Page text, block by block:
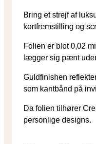
Bring et strejf af
kortfremstilling og
Folien er blot 0,02
lægger sig pænt
Guldfinishen
som kantbånd på
Da folien tilhører
personlige designs.